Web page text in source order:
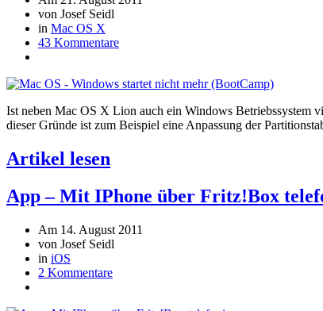
von Josef Seidl
in Mac OS X
43 Kommentare
Ist neben Mac OS X Lion auch ein Windows Betriebssystem
dieser Gründe ist zum Beispiel eine Anpassung der
Artikel lesen
App – Mit IPhone über Fritz!Box
Am 14. August 2011
von Josef Seidl
in iOS
2 Kommentare